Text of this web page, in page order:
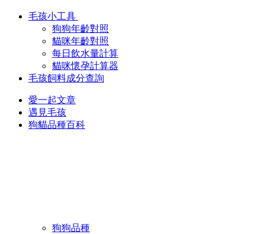
毛孩小工具
狗狗年齡對照
貓咪年齡對照
每日飲水量計算
貓咪懷孕計算器
毛孩飼料成分查詢
愛一起文章
遇見毛孩
狗貓品種百科
狗狗品種